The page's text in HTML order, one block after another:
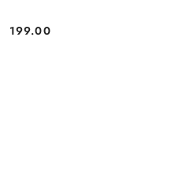
Cena:
199.00